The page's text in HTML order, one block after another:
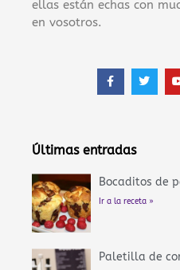
ellas están echas con
en vosotros.
F
a
c
k
T
w
i
Últimas entradas
Bocaditos de
Ir a la receta »
Paletilla de